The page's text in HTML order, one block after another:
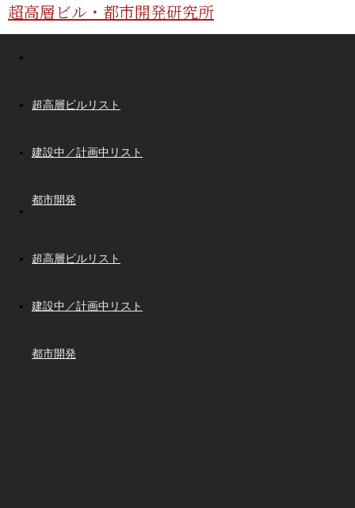
超高層ビル・都市開発研究所
超高層ビルリスト
建設中／計画中リスト
都市開発
超高層ビルリスト
建設中／計画中リスト
都市開発